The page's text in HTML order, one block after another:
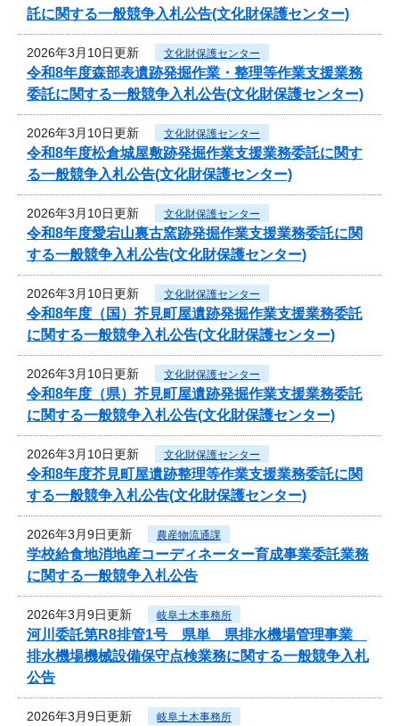
託に関する一般競争入札公告(文化財保護センター)
2026年3月10日更新 文化財保護センター
令和8年度森部表遺跡発掘作業・整理等作業支援業務
委託に関する一般競争入札公告(文化財保護センター)
2026年3月10日更新 文化財保護センター
令和8年度松倉城屋敷跡発掘作業支援業務委託に関す
る一般競争入札公告(文化財保護センター)
2026年3月10日更新 文化財保護センター
令和8年度愛宕山裏古窯跡発掘作業支援業務委託に関
する一般競争入札公告(文化財保護センター)
2026年3月10日更新 文化財保護センター
令和8年度（国）芥見町屋遺跡発掘作業支援業務委託
に関する一般競争入札公告(文化財保護センター)
2026年3月10日更新 文化財保護センター
令和8年度（県）芥見町屋遺跡発掘作業支援業務委託
に関する一般競争入札公告(文化財保護センター)
2026年3月10日更新 文化財保護センター
令和8年度芥見町屋遺跡整理等作業支援業務委託に関
する一般競争入札公告(文化財保護センター)
2026年3月9日更新 農産物流通課
学校給食地消地産コーディネーター育成事業委託業務
に関する一般競争入札公告
2026年3月9日更新 岐阜土木事務所
河川委託第R8排管1号 県単 県排水機場管理事業
排水機場機械設備保守点検業務に関する一般競争入札
公告
2026年3月9日更新 岐阜土木事務所